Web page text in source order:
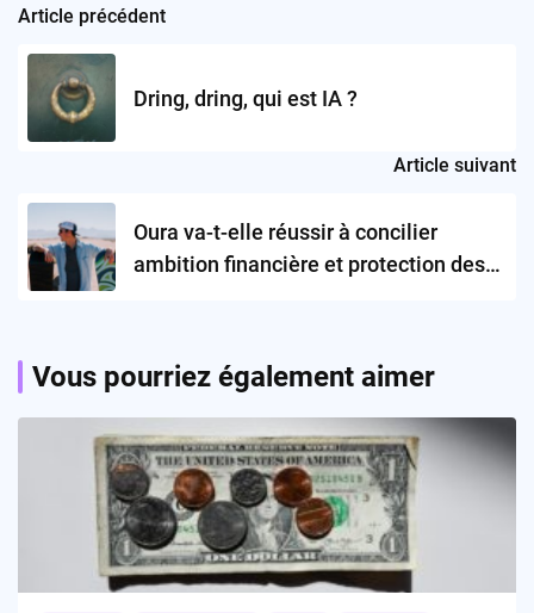
Post
navigation
Article précédent
Dring, dring, qui est IA ?
Article suivant
Oura va-t-elle réussir à concilier
ambition financière et protection des
Vous pourriez également aimer